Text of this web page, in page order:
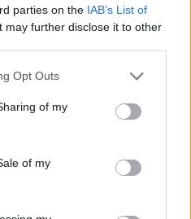
parties on the IAB’s List of
may further disclose it to other
Opt Outs
of my
of my
Σεβαστή'